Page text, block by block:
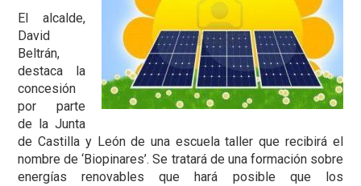
El alcalde,
David
Beltrán,
destaca la
concesión
por parte
de la Junta
de Castilla y León de una escuela taller que recibirá el
nombre de ‘Biopinares’. Se tratará de una formación sobre
energías renovables que hará posible que los